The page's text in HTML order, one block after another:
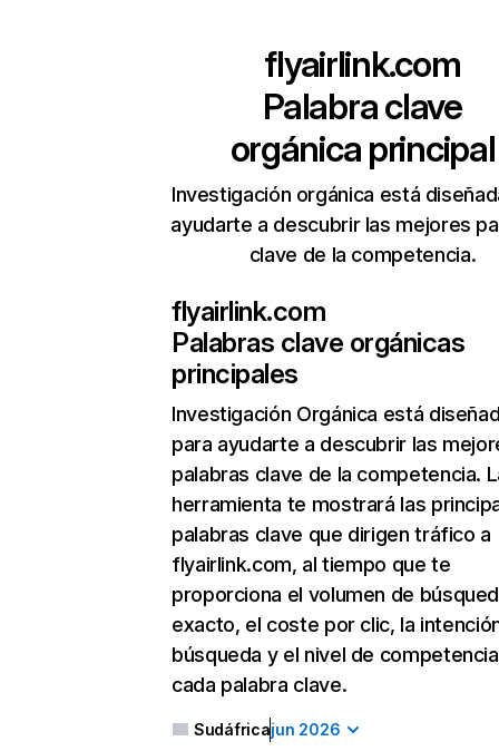
flyairlink.com
Palabra clave
orgánica principal
Investigación orgánica está
ayudarte a descubrir las mejores
clave de la competencia.
flyairlink.com
Palabras clave orgánicas
principales
Investigación Orgánica está
para ayudarte a descubrir las
palabras clave de la competencia.
herramienta te mostrará las
palabras clave que dirigen tráfico a
flyairlink.com, al tiempo que te
proporciona el volumen de
exacto, el coste por clic, la
búsqueda y el nivel de
cada palabra clave.
Sudáfricajun 2026